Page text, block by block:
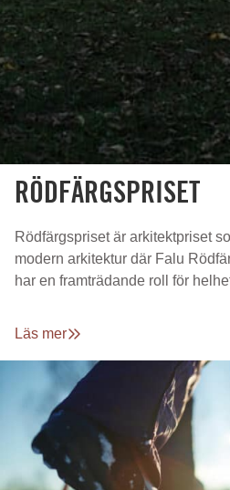
RÖDFÄRGSPRISET
Rödfärgspriset är arkitektpriset
modern arkitektur där Falu
har en framträdande roll för
Läs mer